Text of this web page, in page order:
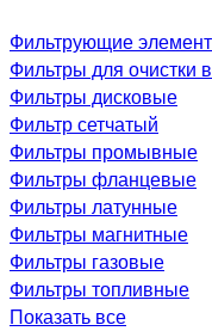
Фильтрующие
Фильтры для очистки
Фильтры дисковые
Фильтр сетчатый
Фильтры промывные
Фильтры фланцевые
Фильтры латунные
Фильтры магнитные
Фильтры газовые
Фильтры топливные
Показать все